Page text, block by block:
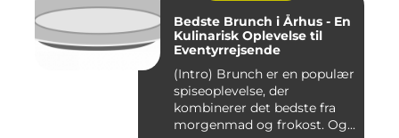
Bedste Brunch i Århus - En
Kulinarisk Oplevelse til
Eventyrrejsende
(Intro) Brunch er en populær
spiseoplevelse, der
kombinerer det bedste fra
morgenmad og frokost. Og...